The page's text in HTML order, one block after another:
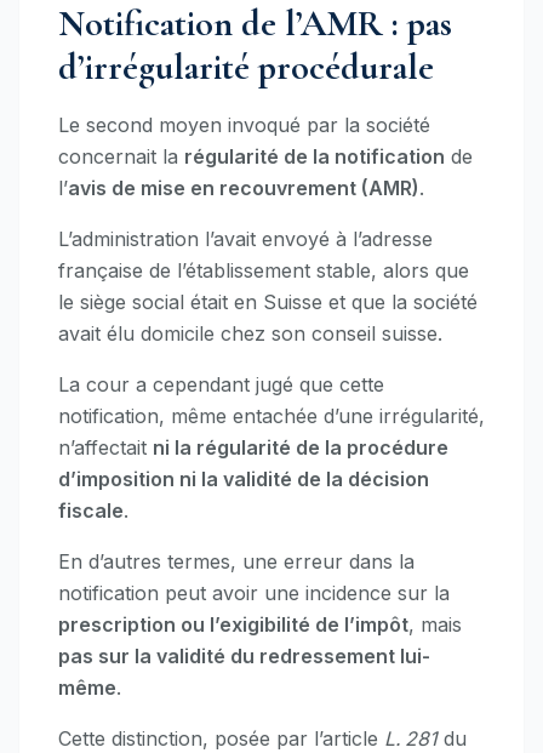
Notification de l’AMR : pas
d’irrégularité procédurale
Le second moyen invoqué par la société
concernait la régularité de la notification de
l’avis de mise en recouvrement (AMR).
L’administration l’avait envoyé à l’adresse
française de l’établissement stable, alors que
le siège social était en Suisse et que la société
avait élu domicile chez son conseil suisse.
La cour a cependant jugé que cette
notification, même entachée d’une irrégularité,
n’affectait ni la régularité de la procédure
d’imposition ni la validité de la décision
fiscale.
En d’autres termes, une erreur dans la
notification peut avoir une incidence sur la
prescription ou l’exigibilité de l’impôt, mais
pas sur la validité du redressement lui-
même.
Cette distinction, posée par l’article L. 281du